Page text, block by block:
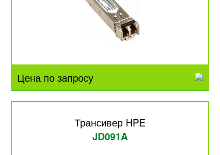
Цена по запросу
Трансивер HPE
JD091A